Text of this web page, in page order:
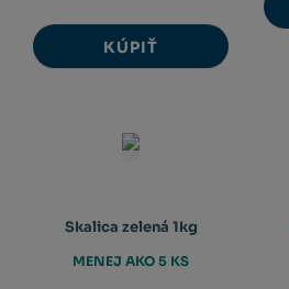
KÚPIŤ
Skalica zelená 1kg
MENEJ AKO 5 KS